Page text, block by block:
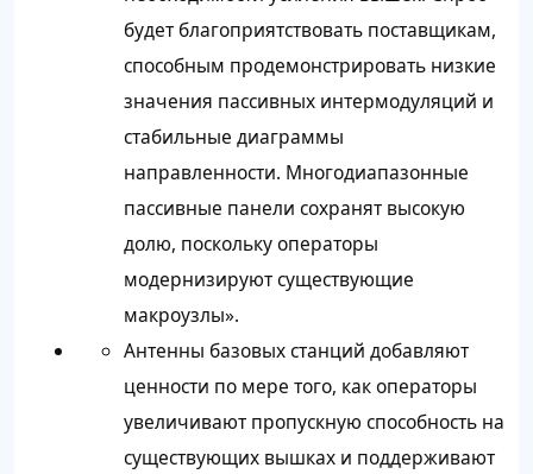
будет благоприятствовать поставщикам,
способным продемонстрировать низкие
значения пассивных интермодуляций и
стабильные диаграммы
направленности. Многодиапазонные
пассивные панели сохранят высокую
долю, поскольку операторы
модернизируют существующие
макроузлы».
Антенны базовых станций добавляют
ценности по мере того, как операторы
увеличивают пропускную способность на
существующих вышках и поддерживают